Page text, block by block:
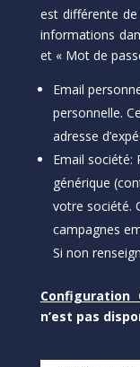
est différente
informations
et « Mot de
Email
personnelle.
adresse
Email société:
générique
votre société.
campagnes
Si non
Configuration
n’est pas